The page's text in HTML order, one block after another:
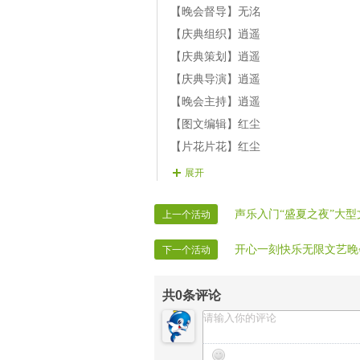
【晚会24】酒窝 舞蹈《欢聚一堂》
【晚会督导】无洺
【庆典组织】逍遥
【庆典策划】逍遥
【庆典导演】逍遥
【晚会主持】逍遥
【图文编辑】红尘
【片花片花】红尘
【晚会广播】缥缈风云
【晚会迎宾】全体管理
【时报记者】VV时报记者
【时报录像】VV时报录像
展开
上一个活动 声乐入门“盛夏之夜”大
下一个活动 开心一刻快乐无限文艺
共0条评论